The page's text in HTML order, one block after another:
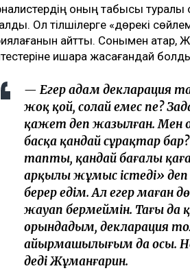
оның табысы туралы
Ол тілшілерге «дөрекі
айтты. Сонымен қатар,
ишара жасағандай
— Егер адам декларация
жоқ қой, солай емес пе?
қажет деп жазылған. Мен
басқа қандай сұрақтар
тапты, қандай бағалы
арқылы жұмыс істеді» деп
берер едім. Ал егер маған
жауап бермеймін. Тағы да
орындадым, декларация
айырмашылығым да осы.
деді Жұманғарин.